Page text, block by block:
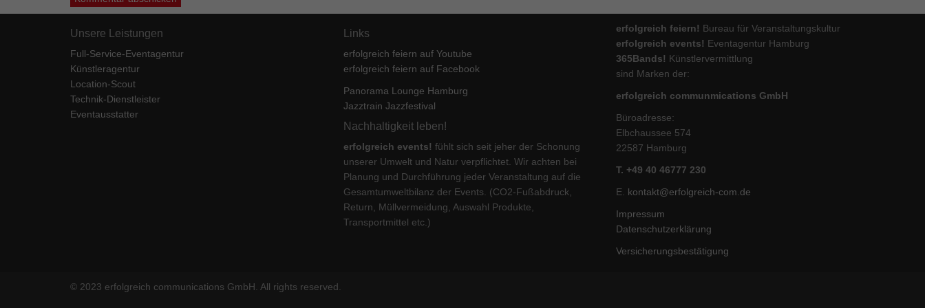
Unsere Leistungen
Full-Service-Eventagentur
Künstleragentur
Location-Scout
Technik-Dienstleister
Eventausstatter
Links
erfolgreich feiern auf Youtube
erfolgreich feiern auf Facebook
Panorama Lounge Hamburg
Jazztrain Jazzfestival
Nachhaltigkeit leben!
erfolgreich events! fühlt sich seit jeher der Schonung
unserer Umwelt und Natur verpflichtet. Wir achten bei
Planung und Durchführung jeder Veranstaltung auf die
Gesamtumweltbilanz der Events. (CO2-Fußabdruck,
Return, Müllvermeidung, Auswahl Produkte,
Transportmittel etc.)
erfolgreich feiern! Bureau für Veranstaltungskultur
erfolgreich events! Eventagentur Hamburg
365Bands! Künstlervermittlung
sind Marken der:
erfolgreich communmications GmbH
Büroadresse:
Elbchaussee 574
22587 Hamburg
T. +49 40 46777 230
E. kontakt@erfolgreich-com.de
Impressum
Datenschutzerklärung
Versicherungsbestätigung
© 2023 erfolgreich communications GmbH. All rights reserved.
Essenzielle Cookies ermöglichen grundlegende Funktionen und sind für die einwandfreie
Funktion der Website erforderlich.
Cookie-Informationen anzeigen
Marketing (1)
Marketing-Cookies werden von Drittanbietern oder Publishern verwendet, um personalisierte
Werbung anzuzeigen. Sie tun dies, indem sie Besucher über Websites hinweg verfolgen.
Externe Medien (5) Externe Medien
Inhalte von Videoplattformen und Social-Media-Plattformen werden standardmäßig blockiert.
Wenn Cookies von externen Medien akzeptiert werden, bedarf der Zugriff auf diese Inhalte
keiner manuellen Einwilligung mehr.
Impressum